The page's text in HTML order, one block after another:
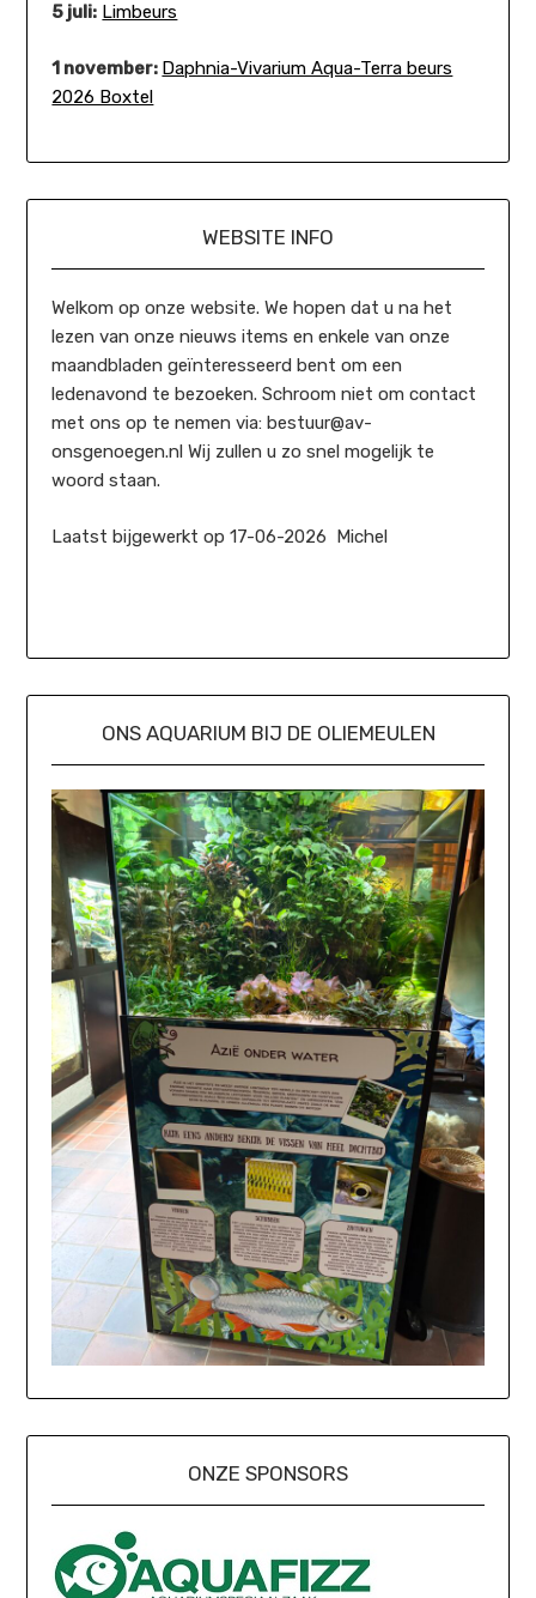
5 juli: Limbeurs
1 november: Daphnia-Vivarium Aqua-Terra beurs
2026 Boxtel
WEBSITE INFO
Welkom op onze website. We hopen dat u na het
lezen van onze nieuws items en enkele van onze
maandbladen geïnteresseerd bent om een
ledenavond te bezoeken. Schroom niet om contact
met ons op te nemen via: bestuur@av-
onsgenoegen.nl Wij zullen u zo snel mogelijk te
woord staan.
Laatst bijgewerkt op 17-06-2026 Michel
ONS AQUARIUM BIJ DE OLIEMEULEN
ONZE SPONSORS